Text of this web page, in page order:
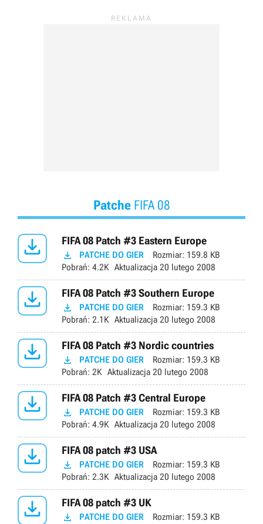
PatcheFIFA 08
 FIFA 08 Patch #3 Eastern Europe
 PATCHE DO GIER Rozmiar: 159.8 KB
Pobrań: 4.2K Aktualizacja 20 lutego 2008
 FIFA 08 Patch #3 Southern Europe
 PATCHE DO GIER Rozmiar: 159.3 KB
Pobrań: 2.1K Aktualizacja 20 lutego 2008
 FIFA 08 Patch #3 Nordic countries
 PATCHE DO GIER Rozmiar: 159.3 KB
Pobrań: 2K Aktualizacja 20 lutego 2008
 FIFA 08 Patch #3 Central Europe
 PATCHE DO GIER Rozmiar: 159.3 KB
Pobrań: 4.9K Aktualizacja 20 lutego 2008
 FIFA 08 patch #3 USA
 PATCHE DO GIER Rozmiar: 159.3 KB
Pobrań: 2.3K Aktualizacja 20 lutego 2008
 FIFA 08 patch #3 UK
 PATCHE DO GIER Rozmiar: 159.3 KB